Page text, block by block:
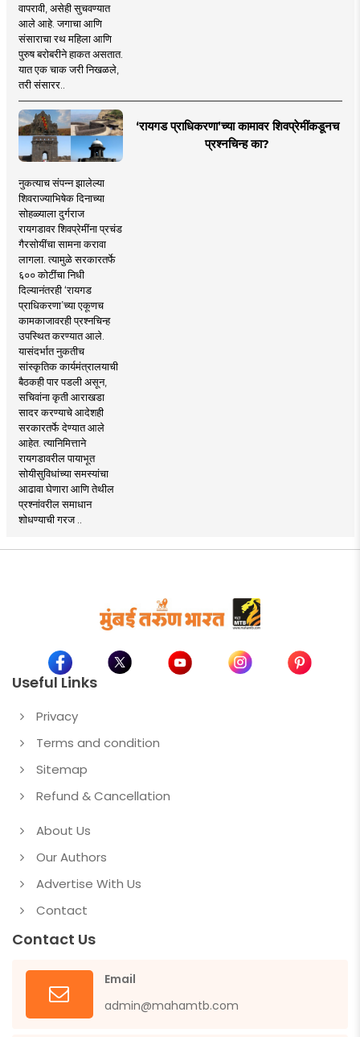
वापरावी, असेही सुचवण्यात
आले आहे. जगाचा आणि
संसाराचा रथ महिला आणि
पुरुष बरोबरीने हाकत असतात.
यात एक चाक जरी निखळले,
तरी संसारर..
‘रायगड प्राधिकरणा’च्या कामावर शिवप्रेमींकडूनच
प्रश्नचिन्ह का?
नुकत्याच संपन्न झालेल्या
शिवराज्याभिषेक दिनाच्या
सोहळ्याला दुर्गराज
रायगडावर शिवप्रेमींना प्रचंड
गैरसोयींचा सामना करावा
लागला. त्यामुळे सरकारतर्फे
६०० कोटींचा निधी
दिल्यानंतरही ‘रायगड
प्राधिकरणा’च्या एकूणच
कामकाजावरही प्रश्नचिन्ह
उपस्थित करण्यात आले.
यासंदर्भात नुकतीच
सांस्कृतिक कार्यमंत्रालयाची
बैठकही पार पडली असून,
सचिवांना कृती आराखडा
सादर करण्याचे आदेशही
सरकारतर्फे देण्यात आले
आहेत. त्यानिमित्ताने
रायगडावरील पायाभूत
सोयीसुविधांच्या समस्यांचा
आढावा घेणारा आणि तेथील
प्रश्नांवरील समाधान
शोधण्याची गरज ..
Useful Links
Privacy
Terms and condition
Sitemap
Refund & Cancellation
About Us
Our Authors
Advertise With Us
Contact
Contact Us
Email
admin@mahamtb.com